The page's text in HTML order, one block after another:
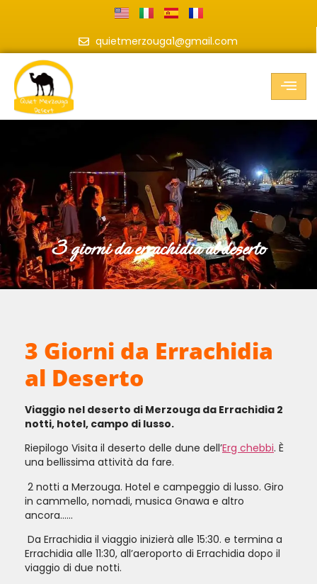
quietmerzouga1@gmail.com
3 giorni da errachidia al deserto
3 Giorni da Errachidia
al Deserto
Viaggio nel deserto di Merzouga da Errachidia 2
notti, hotel, campo di lusso.
Riepilogo Visita il deserto delle dune dell’Erg chebbi. È
una bellissima attività da fare.
2 notti a Merzouga. Hotel e campeggio di lusso. Giro
in cammello, nomadi, musica Gnawa e altro
ancora……
Da Errachidia il viaggio inizierà alle 15:30. e termina a
Errachidia alle 11:30, all’aeroporto di Errachidia dopo il
viaggio di due notti.